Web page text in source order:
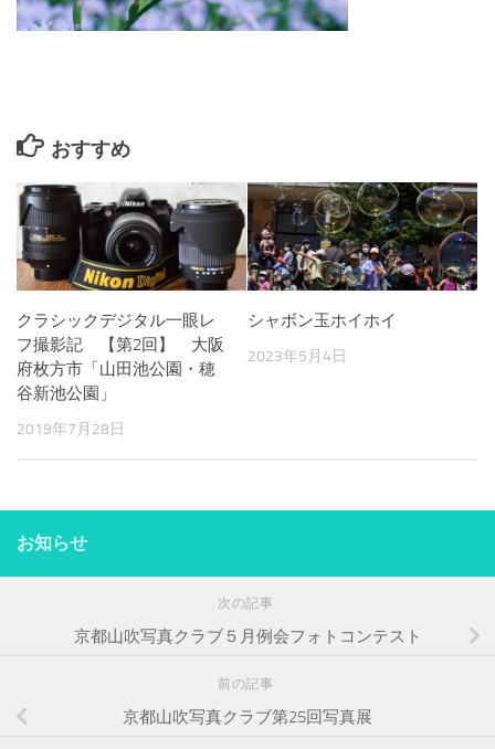
おすすめ
クラシックデジタル一眼レ
フ撮影記 【第2回】 大阪
府枚方市「山田池公園・穂
谷新池公園」
2019年7月28日
シャボン玉ホイホイ
2023年5月4日
お知らせ
次の記事
京都山吹写真クラブ５月例会フォトコンテスト
前の記事
京都山吹写真クラブ第25回写真展